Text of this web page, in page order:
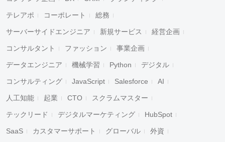
テレアポ コーポレート 総務
サーバーサイドエンジニア 新規サービス 経営企画
コンサルタント ファッション 事業企画
データエンジニア 機械学習 Python デジタル
コンサルティング JavaScript Salesforce AI
人工知能 起業 CTO スクラムマスター
テックリード デジタルマーケティング HubSpot
SaaS カスタマーサポート グローバル 外資